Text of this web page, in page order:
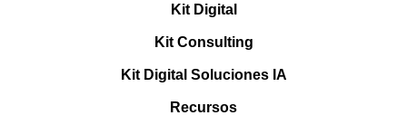
Kit Digital
Kit Consulting
Kit Digital Soluciones IA
Recursos